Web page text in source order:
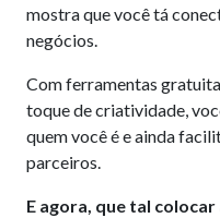
mostra que você tá
negócios.
Com ferramentas
toque de criatividade,
quem você é e ainda
parceiros.
E agora, que tal colocar